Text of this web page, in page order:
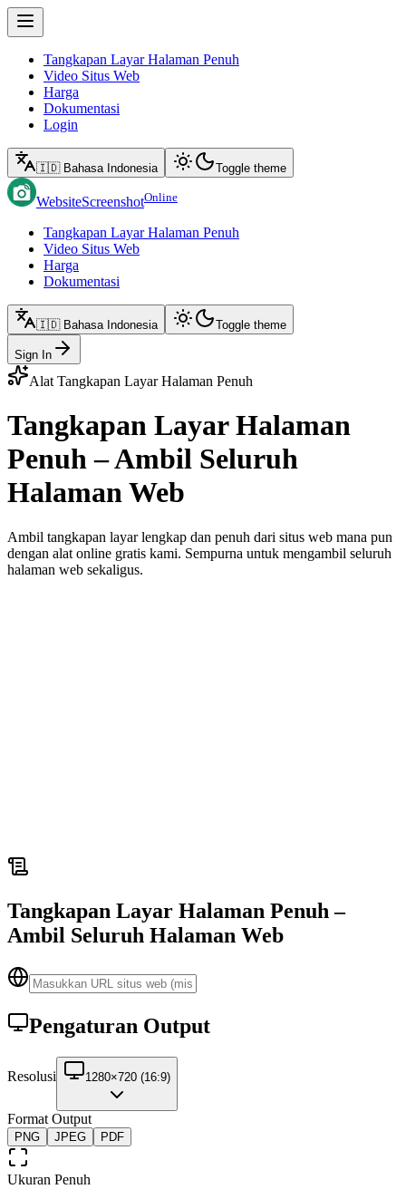
Tangkapan Layar Halaman Penuh
Video Situs Web
Harga
Dokumentasi
Login
🇮🇩 Bahasa Indonesia Toggle theme
WebsiteScreenshotOnline
Tangkapan Layar Halaman Penuh
Video Situs Web
Harga
Dokumentasi
🇮🇩 Bahasa Indonesia Toggle theme
Sign In
Alat Tangkapan Layar Halaman Penuh
Tangkapan Layar Halaman
Penuh – Ambil Seluruh
Halaman Web
Ambil tangkapan layar lengkap dan penuh dari situs web mana pun
dengan alat online gratis kami. Sempurna untuk mengambil seluruh
halaman web sekaligus.
Tangkapan Layar Halaman Penuh –
Ambil Seluruh Halaman Web
Pengaturan Output
Resolusi 1280×720 (16:9)
Format Output
PNG JPEG PDF
Ukuran Penuh